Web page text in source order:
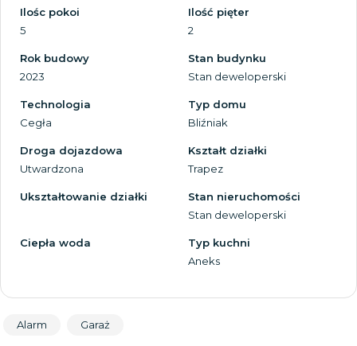
Ilośc pokoi
5
Ilość pięter
2
Rok budowy
2023
Stan budynku
Stan deweloperski
Technologia
Cegła
Typ domu
Bliźniak
Droga dojazdowa
Utwardzona
Kształt działki
Trapez
Ukształtowanie działki
Stan nieruchomości
Stan deweloperski
Ciepła woda
Typ kuchni
Aneks
Alarm Garaż